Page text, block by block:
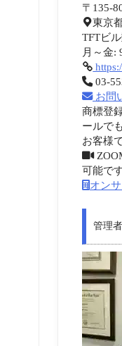
〒135-
東京
TFTビ
月～金:
03-
お問
商標登
ールで
お客様
可能です
オン
管理